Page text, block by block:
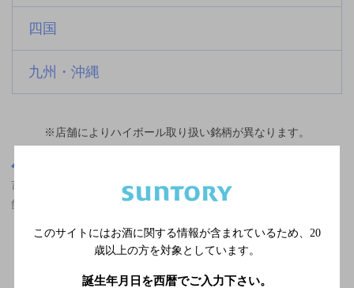
四国
九州・沖縄
※店舗によりハイボール取り扱い銘柄が異なります。
吉祥寺駅(東京都)周辺500m,ザ・プレミアム・モルツ香るエールが
飲める,食べ放題あり,2,000円以上～3,000円未満の神泡達人店
関連ページ
このサイトにはお酒に関する情報が含まれているため、 20
歳以上の方を対象としています。
誕生年月日を西暦でご入力下さい。